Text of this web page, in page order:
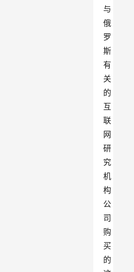
与
俄
罗
斯
有
关
的
互
联
网
研
究
机
构
公
司
购
买
的